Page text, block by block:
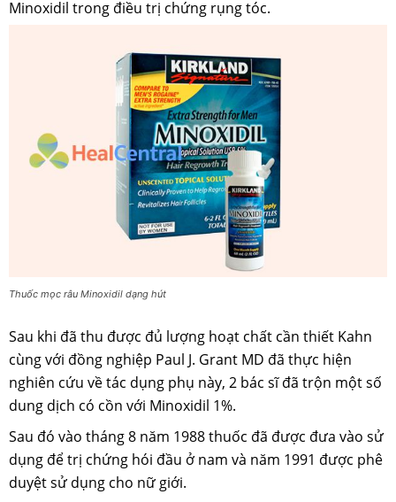
Minoxidil trong điều trị chứng rụng tóc.
Thuốc mọc râu Minoxidil dạng hút
Sau khi đã thu được đủ lượng hoạt chất cần thiết Kahn
cùng với đồng nghiệp Paul J. Grant MD đã thực hiện
nghiên cứu về tác dụng phụ này, 2 bác sĩ đã trộn một số
dung dịch có cồn với Minoxidil 1%.
Sau đó vào tháng 8 năm 1988 thuốc đã được đưa vào sử
dụng để trị chứng hói đầu ở nam và năm 1991 được phê
duyệt sử dụng cho nữ giới.